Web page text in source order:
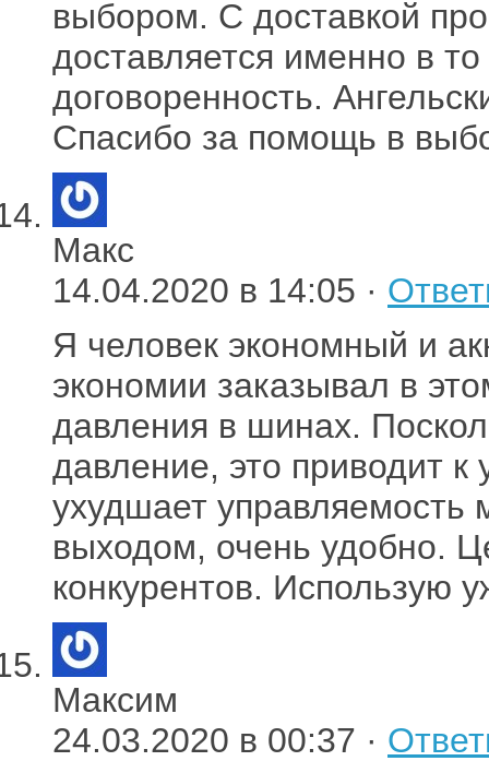
выбором. С доставкой
доставляется именно в
договоренность.
Спасибо за помощь в
Макс
14.04.2020 в 14:05 ·
Я человек экономный и
экономии заказывал в
давления в шинах.
давление, это приводит
ухудшает
выходом, очень удобно.
конкурентов. Использую
Максим
24.03.2020 в 00:37 ·